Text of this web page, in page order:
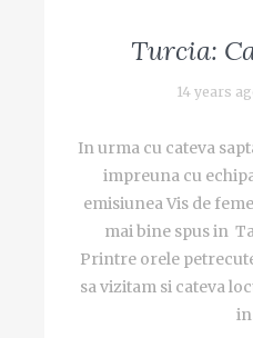
Turcia:
14 years
In urma cu cateva
impreuna cu
emisiunea Vis de
mai bine spus in
Printre orele
sa vizitam si cateva